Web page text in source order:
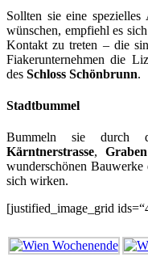
Sollten sie eine
wünschen, empfiehl es
Kontakt zu treten – die
Fiakerunternehmen die
des Schloss Schönbrunn.
Stadtbummel
Bummeln sie durch
Kärntnerstrasse, Graben
wunderschönen Bauwerke
sich wirken.
[justified_image_grid